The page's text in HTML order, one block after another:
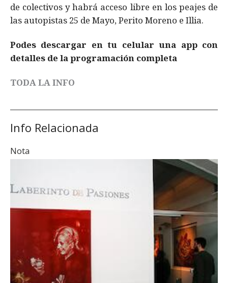
de colectivos y habrá acceso libre en los peajes de
las autopistas 25 de Mayo, Perito Moreno e Illia.
Podes descargar en tu celular una app con
detalles de la programación completa
TODA LA INFO
Info Relacionada
Nota